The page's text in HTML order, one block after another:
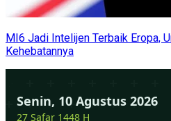
MI6 Jadi Intelijen Terbaik Eropa,
Kehebatannya